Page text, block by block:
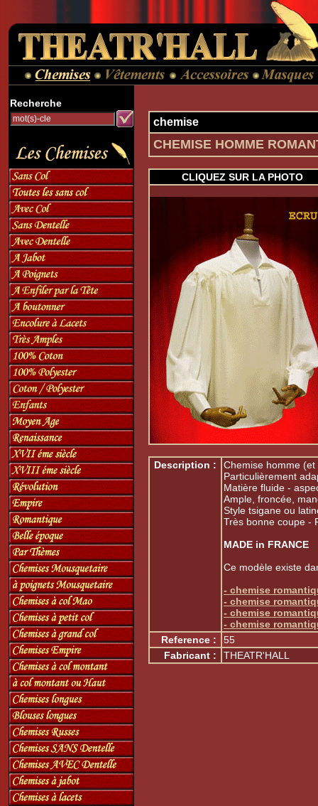
Recherche
chemise
CHEMISE HOMME
CLIQUEZ SUR LA PHOTO
Description :
Chemise homme
Particulièrement
Matière fluide -
Ample, froncée,
Style tsigane ou
Très bonne coupe -
MADE in FRANCE
Ce modèle existe
- chemise
- chemise
- chemise
- chemise
Reference :
55
Fabricant :
THEATR'HALL